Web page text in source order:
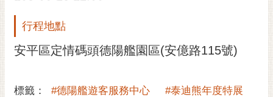
黃
偉
螢
行程地點
安平區定情碼頭德陽艦園區(安億路115號)
標籤： #德陽艦遊客服務中心 #泰迪熊年度特展